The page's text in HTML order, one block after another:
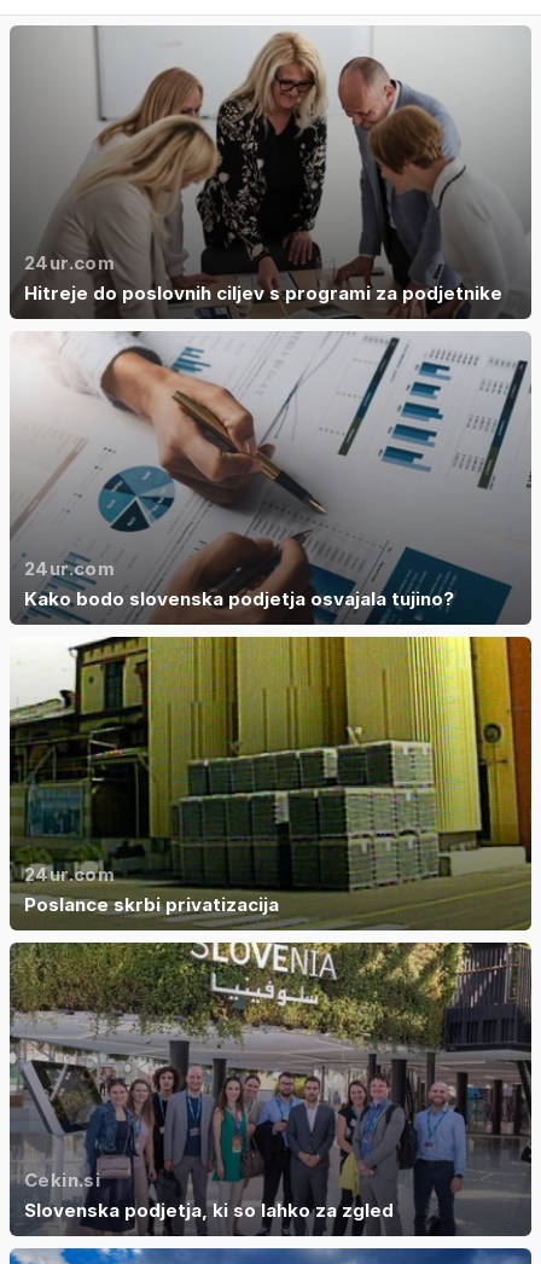
24ur.com
Hitreje do poslovnih ciljev s programi za podjetnike
24ur.com
Kako bodo slovenska podjetja osvajala tujino?
24ur.com
Poslance skrbi privatizacija
Cekin.si
Slovenska podjetja, ki so lahko za zgled